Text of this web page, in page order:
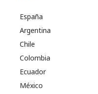
España
Argentina
Chile
Colombia
Ecuador
México